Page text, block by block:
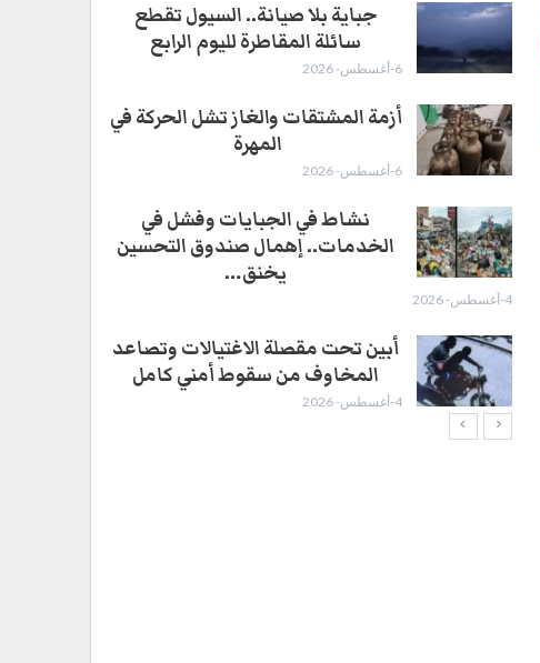
جباية بلا صيانة.. السيول تقطع
سائلة المقاطرة لليوم الرابع
6-أغسطس- 2026
أزمة المشتقات والغاز تشل الحركة في
المهرة ​
6-أغسطس- 2026
نشاط في الجبايات وفشل في
الخدمات.. إهمال صندوق التحسين
يخنق…
4-أغسطس- 2026
أبين تحت مقصلة الاغتيالات وتصاعد
المخاوف من سقوط أمني كامل
4-أغسطس- 2026